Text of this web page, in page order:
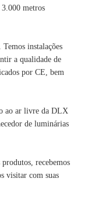
metros
instalações
a qualidade de
por CE, bem
ao ar livre da DLX
de luminárias
recebemos
visitar com suas